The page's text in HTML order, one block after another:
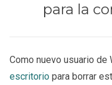
para la
Como nuevo usuario
escritorio para borrar